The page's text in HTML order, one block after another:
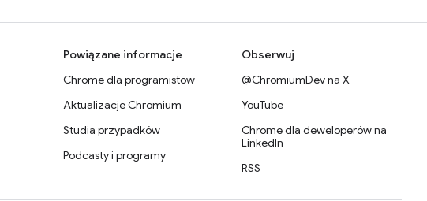
Powiązane informacje
Chrome dla programistów
Aktualizacje Chromium
Studia przypadków
Podcasty i programy
Obserwuj
@ChromiumDev na X
YouTube
Chrome dla deweloperów na
LinkedIn
RSS